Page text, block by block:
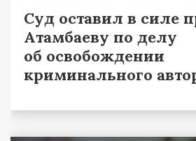
Суд оставил в силе
Атамбаеву по делу
об освобождении
криминального